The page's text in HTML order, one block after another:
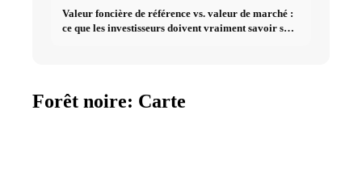
Valeur foncière de référence vs. valeur de marché :
ce que les investisseurs doivent vraiment savoir sur
Forêt noire: Carte